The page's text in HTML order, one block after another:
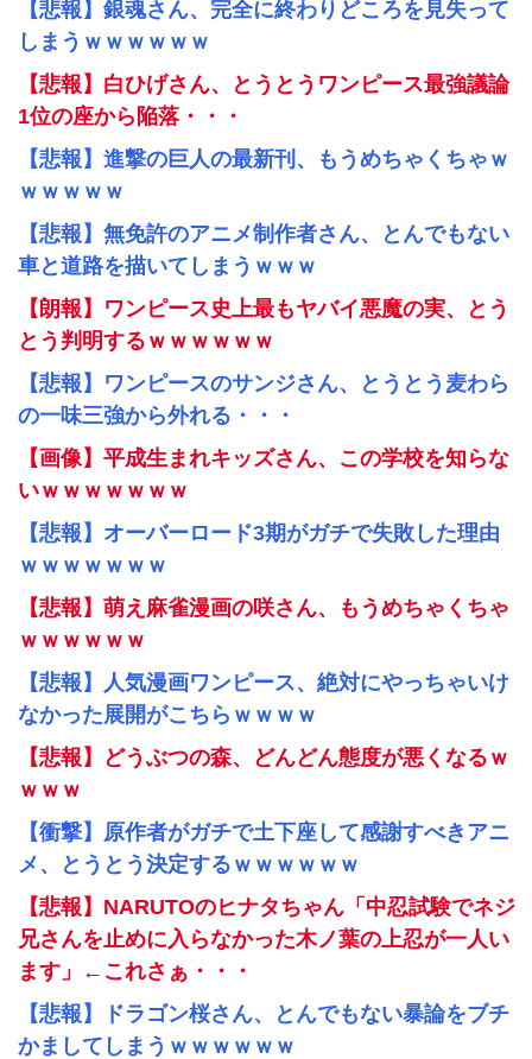
【悲報】銀魂さん、完全に終わりどころを見失って
しまうｗｗｗｗｗｗ
【悲報】白ひげさん、とうとうワンピース最強議論
1位の座から陥落・・・
【悲報】進撃の巨人の最新刊、もうめちゃくちゃｗ
ｗｗｗｗｗ
【悲報】無免許のアニメ制作者さん、とんでもない
車と道路を描いてしまうｗｗｗ
【朗報】ワンピース史上最もヤバイ悪魔の実、とう
とう判明するｗｗｗｗｗｗ
【悲報】ワンピースのサンジさん、とうとう麦わら
の一味三強から外れる・・・
【画像】平成生まれキッズさん、この学校を知らな
いｗｗｗｗｗｗｗ
【悲報】オーバーロード3期がガチで失敗した理由
ｗｗｗｗｗｗｗ
【悲報】萌え麻雀漫画の咲さん、もうめちゃくちゃ
ｗｗｗｗｗｗ
【悲報】人気漫画ワンピース、絶対にやっちゃいけ
なかった展開がこちらｗｗｗｗ
【悲報】どうぶつの森、どんどん態度が悪くなるｗ
ｗｗｗ
【衝撃】原作者がガチで土下座して感謝すべきアニ
メ、とうとう決定するｗｗｗｗｗｗ
【悲報】NARUTOのヒナタちゃん「中忍試験でネジ
兄さんを止めに入らなかった木ノ葉の上忍が一人い
ます」←これさぁ・・・
【悲報】ドラゴン桜さん、とんでもない暴論をブチ
かましてしまうｗｗｗｗｗｗ